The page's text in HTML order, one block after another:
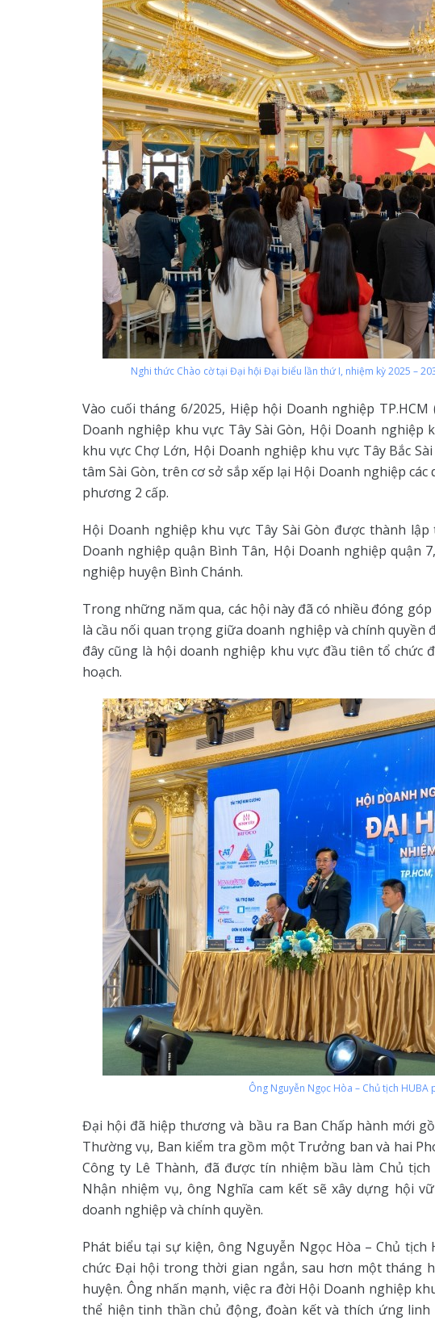
Nghi thức Chào cờ tại Đại hội Đại biểu lần thứ I, nhiệm kỳ 2025 –
Vào cuối tháng 6/2025, Hiệp hội Doanh nghiệp
Doanh nghiệp khu vực Tây Sài Gòn, Hội Doanh nghiệp
khu vực Chợ Lớn, Hội Doanh nghiệp khu vực Tây Bắc
tâm Sài Gòn, trên cơ sở sắp xếp lại Hội Doanh nghiệp
phương 2 cấp.
Hội Doanh nghiệp khu vực Tây Sài Gòn được thành
Doanh nghiệp quận Bình Tân, Hội Doanh nghiệp quận
nghiệp huyện Bình Chánh.
Trong những năm qua, các hội này đã có nhiều đóng
là cầu nối quan trọng giữa doanh nghiệp và chính
đây cũng là hội doanh nghiệp khu vực đầu tiên tổ chức
hoạch.
Ông Nguyễn Ngọc Hòa – Chủ tịch
Đại hội đã hiệp thương và bầu ra Ban Chấp hành mới
Thường vụ, Ban kiểm tra gồm một Trưởng ban và hai
Công ty Lê Thành, đã được tín nhiệm bầu làm Chủ
Nhận nhiệm vụ, ông Nghĩa cam kết sẽ xây dựng hội
doanh nghiệp và chính quyền.
Phát biểu tại sự kiện, ông Nguyễn Ngọc Hòa – Chủ
chức Đại hội trong thời gian ngắn, sau hơn một tháng
huyện. Ông nhấn mạnh, việc ra đời Hội Doanh nghiệp
thể hiện tinh thần chủ động, đoàn kết và thích ứng